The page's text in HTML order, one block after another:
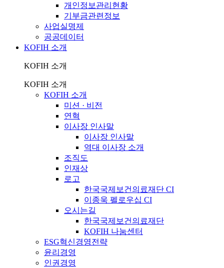
개인정보관리현황
기부금관련정보
사업실명제
공공데이터
KOFIH 소개
KOFIH 소개
KOFIH 소개
KOFIH 소개
미션 · 비전
연혁
이사장 인사말
이사장 인사말
역대 이사장 소개
조직도
인재상
로고
한국국제보건의료재단 CI
이종욱 펠로우십 CI
오시는길
한국국제보건의료재단
KOFIH 나눔센터
ESG혁신경영전략
윤리경영
인권경영